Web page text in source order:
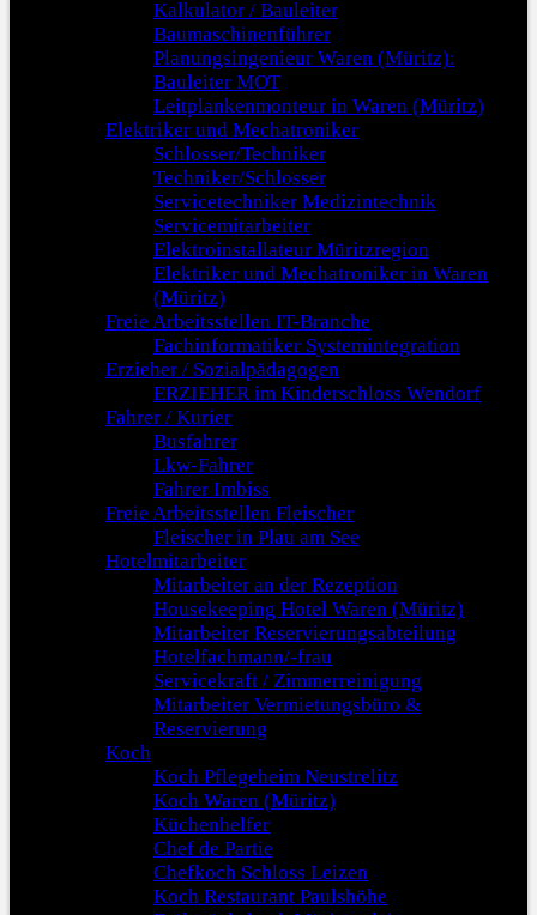
Kalkulator / Bauleiter
Baumaschinenführer
Planungsingenieur Waren (Müritz):
Bauleiter MOT
Leitplankenmonteur in Waren (Müritz)
Elektriker und Mechatroniker
Schlosser/Techniker
Techniker/Schlosser
Servicetechniker Medizintechnik
Servicemitarbeiter
Elektroinstallateur Müritzregion
Elektriker und Mechatroniker in Waren
(Müritz)
Freie Arbeitsstellen IT-Branche
Fachinformatiker Systemintegration
Erzieher / Sozialpädagogen
ERZIEHER im Kinderschloss Wendorf
Fahrer / Kurier
Busfahrer
Lkw-Fahrer
Fahrer Imbiss
Freie Arbeitsstellen Fleischer
Fleischer in Plau am See
Hotelmitarbeiter
Mitarbeiter an der Rezeption
Housekeeping Hotel Waren (Müritz)
Mitarbeiter Reservierungsabteilung
Hotelfachmann/-frau
Servicekraft / Zimmerreinigung
Mitarbeiter Vermietungsbüro &
Reservierung
Koch
Koch Pflegeheim Neustrelitz
Koch Waren (Müritz)
Küchenhelfer
Chef de Partie
Chefkoch Schloss Leizen
Koch Restaurant Paulshöhe